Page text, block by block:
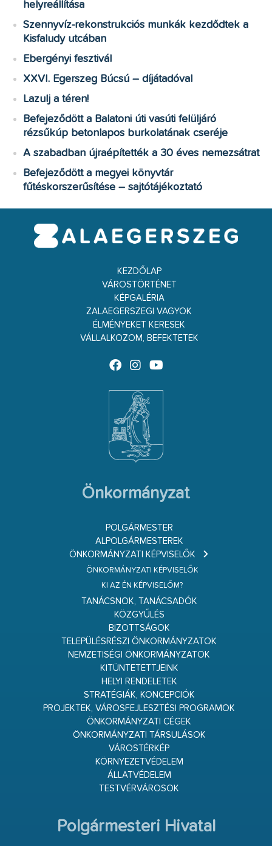
helyreállítása
Szennyvíz-rekonstrukciós munkák kezdődtek a
Kisfaludy utcában
Ebergényi fesztivál
XXVI. Egerszeg Búcsú – díjátadóval
Lazulj a téren!
Befejeződött a Balatoni úti vasúti felüljáró
rézsűkúp betonlapos burkolatának cseréje
A szabadban újraépítették a 30 éves nemezsátrat
Befejeződött a megyei könyvtár
fűtéskorszerűsítése – sajtótájékoztató
KEZDŐLAP
VÁROSTÖRTÉNET
KÉPGALÉRIA
ZALAEGERSZEGI VAGYOK
ÉLMÉNYEKET KERESEK
VÁLLALKOZOM, BEFEKTETEK
Önkormányzat
POLGÁRMESTER
ALPOLGÁRMESTEREK
ÖNKORMÁNYZATI KÉPVISELŐK
ÖNKORMÁNYZATI KÉPVISELŐK
KI AZ ÉN KÉPVISELŐM?
TANÁCSNOK, TANÁCSADÓK
KÖZGYŰLÉS
BIZOTTSÁGOK
TELEPÜLÉSRÉSZI ÖNKORMÁNYZATOK
NEMZETISÉGI ÖNKORMÁNYZATOK
KITÜNTETETTJEINK
HELYI RENDELETEK
STRATÉGIÁK, KONCEPCIÓK
PROJEKTEK, VÁROSFEJLESZTÉSI PROGRAMOK
ÖNKORMÁNYZATI CÉGEK
ÖNKORMÁNYZATI TÁRSULÁSOK
VÁROSTÉRKÉP
KÖRNYEZETVÉDELEM
ÁLLATVÉDELEM
TESTVÉRVÁROSOK
Polgármesteri Hivatal